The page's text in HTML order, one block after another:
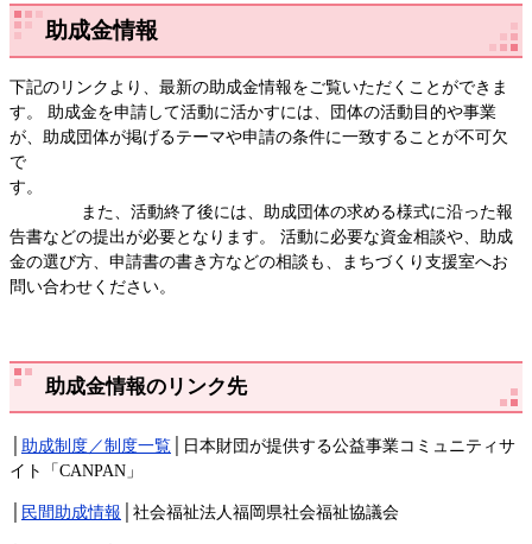
助成金情報
下記のリンクより、最新の助成金情報をご覧いただくことができま
す。 助成金を申請して活動に活かすには、団体の活動目的や事業
が、助成団体が掲げるテーマや申請の条件に一致することが不可欠
で
す。
また、活動終了後には、助成団体の求める様式に沿った報
告書などの提出が必要となります。 活動に必要な資金相談や、助成
金の選び方、申請書の書き方などの相談も、まちづくり支援室へお
問い合わせください。
助成金情報のリンク先
助成制度／制度一覧 │日本財団が提供する公益事業コミュニティサ
イト「CANPAN」
民間助成情報 │社会福祉法人福岡県社会福祉協議会